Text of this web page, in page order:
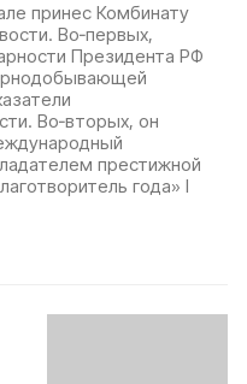
принес Комбинату
Во‑первых,
Президента РФ
Во‑вторых, он
престижной
года» I